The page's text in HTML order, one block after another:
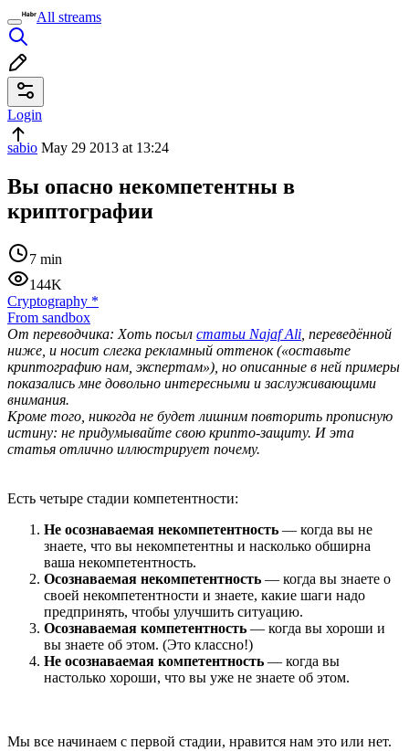
All streams
Login
sabio May 29 2013 at 13:24
Вы опасно некомпетентны в
криптографии
7 min
144K
Cryptography *
From sandbox
От переводчика: Хоть посыл статьи Najaf Ali , переведённой
ниже, и носит слегка рекламный оттенок («оставьте
криптографию нам, экспертам»), но описанные в ней примеры
показались мне довольно интересными и заслуживающими
внимания.
Кроме того, никогда не будет лишним повторить прописную
истину: не придумывайте свою крипто-защиту. И эта
статья отлично иллюстрирует почему.
Есть четыре стадии компетентности:
Не осознаваемая некомпетентность — когда вы не
знаете, что вы некомпетентны и насколько обширна
ваша некомпетентность.
Осознаваемая некомпетентность — когда вы знаете о
своей некомпетентности и знаете, какие шаги надо
предпринять, чтобы улучшить ситуацию.
Осознаваемая компетентность — когда вы хороши и
вы знаете об этом. (Это классно!)
Не осознаваемая компетентность — когда вы
настолько хороши, что вы уже не знаете об этом.
Мы все начинаем с первой стадии, нравится нам это или нет.